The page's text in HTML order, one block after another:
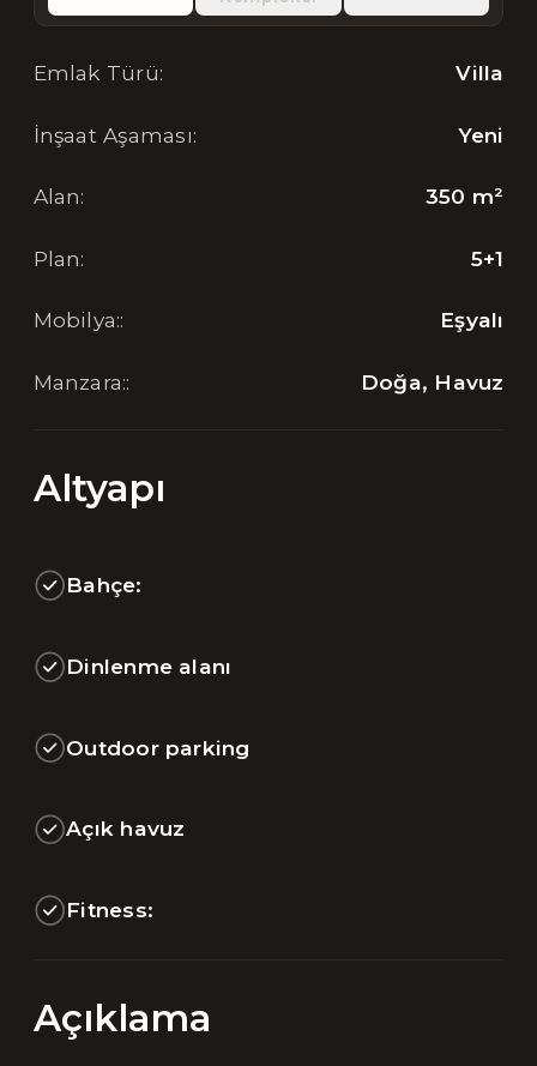
Emlak Türü: Villa
İnşaat Aşaması: Yeni
Alan: 350 m²
Plan: 5+1
Mobilya:: Eşyalı
Manzara:: Doğa, Havuz
Altyapı
Bahçe:
Dinlenme alanı
Outdoor parking
Açık havuz
Fitness:
Açıklama